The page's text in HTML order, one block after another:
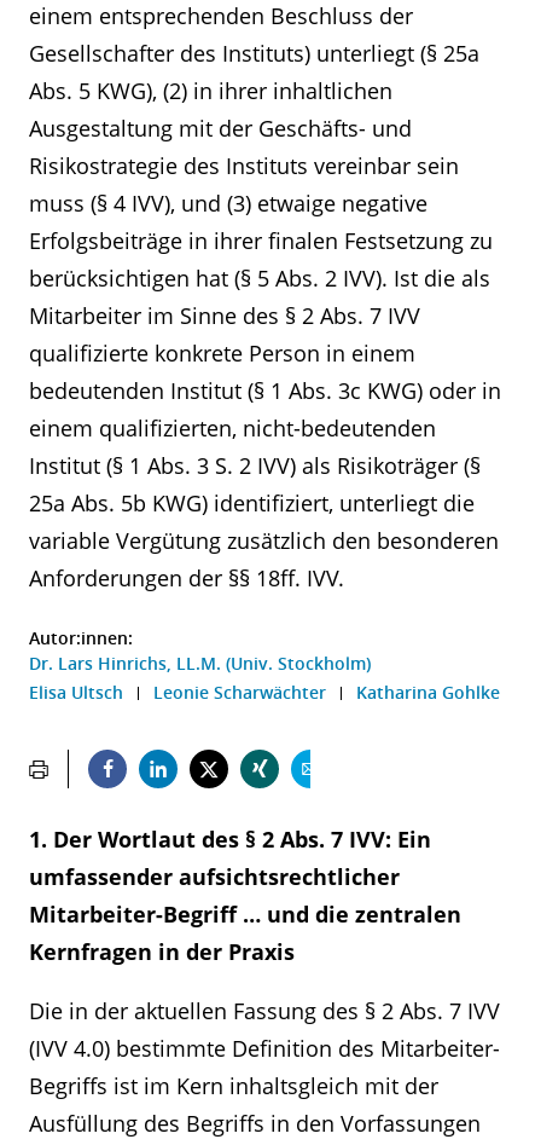
einem entsprechenden Beschluss der
Gesellschafter des Instituts) unterliegt (§ 25a
Abs. 5 KWG), (2) in ihrer inhaltlichen
Ausgestaltung mit der Geschäfts- und
Risikostrategie des Instituts vereinbar sein
muss (§ 4 IVV), und (3) etwaige negative
Erfolgsbeiträge in ihrer finalen Festsetzung zu
berücksichtigen hat (§ 5 Abs. 2 IVV). Ist die als
Mitarbeiter im Sinne des § 2 Abs. 7 IVV
qualifizierte konkrete Person in einem
bedeutenden Institut (§ 1 Abs. 3c KWG) oder in
einem qualifizierten, nicht-bedeutenden
Institut (§ 1 Abs. 3 S. 2 IVV) als Risikoträger (§
25a Abs. 5b KWG) identifiziert, unterliegt die
variable Vergütung zusätzlich den besonderen
Anforderungen der §§ 18ff. IVV.
Autor:innen:
Dr. Lars Hinrichs, LL.M. (Univ. Stockholm)
Elisa Ultsch
Leonie Scharwächter Katharina Gohlke
1. Der Wortlaut des § 2 Abs. 7 IVV: Ein
umfassender aufsichtsrechtlicher
Mitarbeiter-Begriff … und die zentralen
Kernfragen in der Praxis
Die in der aktuellen Fassung des § 2 Abs. 7 IVV
(IVV 4.0) bestimmte Definition des Mitarbeiter-
Begriffs ist im Kern inhaltsgleich mit der
Ausfüllung des Begriffs in den Vorfassungen